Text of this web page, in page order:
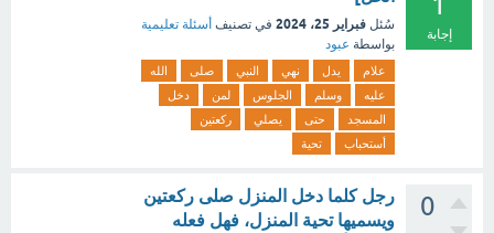
إجابة
سُئل فبراير 25، 2024 في تصنيف أسئلة تعليمية
بواسطة عبود
علام يدل نهي النبي صلى
الله
عليه
وسلم الجلوس لمن
دخل
المسجد
حتى يصلي
ركعتين
أستحباب
تحية
0
رجل كلما دخل المنزل صلى ركعتين
ويسميها تحية المنزل، فهل فعله